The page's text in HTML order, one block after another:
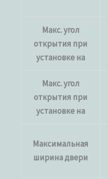
Макс. угол
открытия при
установке на
Макс. угол
открытия при
установке на
Максимальная
ширина двери